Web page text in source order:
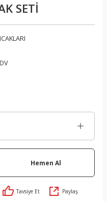
SETİ
Hemen Al
Tavsiye Et Paylaş